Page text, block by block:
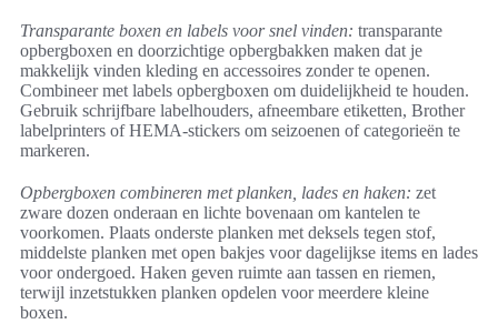
Transparante boxen en labels voor snel vinden: transparante
opbergboxen en doorzichtige opbergbakken maken dat je
makkelijk vinden kleding en accessoires zonder te openen.
Combineer met labels opbergboxen om duidelijkheid te houden.
Gebruik schrijfbare labelhouders, afneembare etiketten, Brother
labelprinters of HEMA-stickers om seizoenen of categorieën te
markeren.
Opbergboxen combineren met planken, lades en haken: zet
zware dozen onderaan en lichte bovenaan om kantelen te
voorkomen. Plaats onderste planken met deksels tegen stof,
middelste planken met open bakjes voor dagelijkse items en lades
voor ondergoed. Haken geven ruimte aan tassen en riemen,
terwijl inzetstukken planken opdelen voor meerdere kleine
boxen.